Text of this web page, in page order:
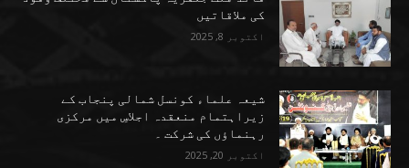
کی ملاقاتیں
اکتوبر 8, 2025
شیعہ علماء کونسل شمالی پنجاب کے
زیراہتمام منعقدہ اجلاسِ میں مرکزی
رہنماؤں کی شرکت ۔
اکتوبر 20, 2025